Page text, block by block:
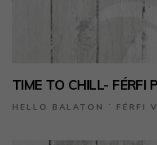
TIME TO CHILL- FÉRFI
HELLO BALATON ˙ FÉRFI